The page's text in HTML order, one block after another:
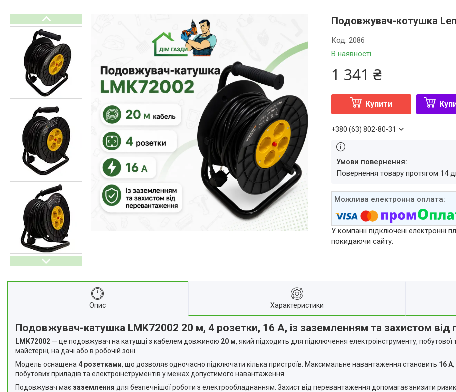
Інструменти
Аксесуари та витратні
матеріали
Генератори бензинові та
дизельні
Обігрівачі
Спорт і відпочинок
Дім і сад
Побутова техніка і догляд
Все для кухні
Меблі
Резервне живлення для дому
Тактичне взуття
Мангали, грилі та аксесуари
Інструменти для Саду і дому
Автотовари
Електроінструменти
Обігрівачі
Товари зі знижкою
Про нас
Подовжувач-котушка
В наявності
Код: 2086
1 341 ₴
Купити
+380 (63) 802-80-31
повернення товару протягом 14
У компанії підключені електронні
покидаючи сайту.
Опис Характеристики
Подовжувач-катушка LMK72002 20 м, 4 розетки, 16 А, із заземленням та захистом від
LMK72002 — це подовжувач на катушці з кабелем довжиною 20 м, який підходить для підключення електроінструменту,
майстерні, на дачі або в робочій зоні.
Модель оснащена 4 розетками, що дозволяє одночасно підключати кілька пристроїв. Максимальне навантаження становить 16 А
побутових приладів та електроінструментів у межах допустимого навантаження.
Подовжувач має заземлення для безпечнішої роботи з електрообладнанням. Захист від перевантаження допомагає знизити